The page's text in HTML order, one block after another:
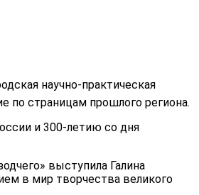
научно-практическая
по страницам прошлого региона.
и 300-летию со дня
выступила Галина
в мир творчества великого